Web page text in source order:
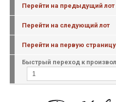
Перейти на предыдущий лот
Перейти на следующий лот
Перейти на первую страницу
Быстрый переход к